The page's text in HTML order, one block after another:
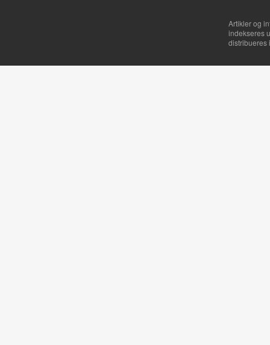
Artikler og
indekseres
distribueres